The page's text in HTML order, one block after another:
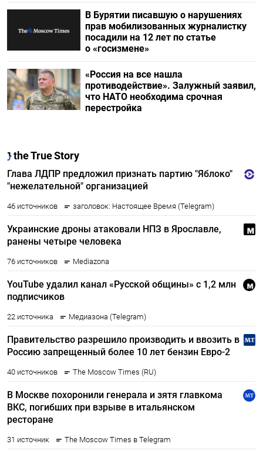
В Бурятии писавшую о нарушениях
прав мобилизованных журналистку
посадили на 12 лет по статье
о «госизмене»
«Россия на все нашла
противодействие». Залужный заявил,
что НАТО необходима срочная
перестройка